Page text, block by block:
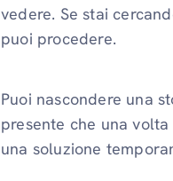
vedere. Se stai
puoi procedere.
Puoi nascondere una
presente che una
una soluzione